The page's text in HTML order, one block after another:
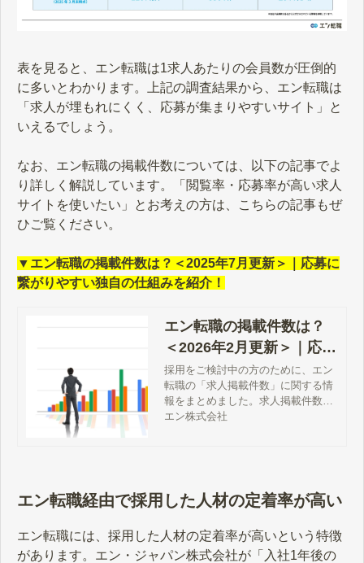
表を見ると、エン転職は1求人あたりの会員数が圧倒的
に多いとわかります。上記の調査結果から、エン転職は
「求人が埋もれにくく、応募が集まりやすいサイト」と
いえるでしょう。
なお、エン転職の掲載件数については、以下の記事でよ
り詳しく解説しています。「閲覧率・応募率が高い求人
サイトを使いたい」とお考えの方は、こちらの記事もぜ
ひご覧ください。
▼エン転職の掲載件数は？＜2025年7月更新＞｜応募に
繋がりやすい独自の仕組みを紹介！
エン転職の掲載件数は？
＜2026年2月更新＞｜応募
に繋がりやすい独自の仕
組みを紹介！
採用をご検討中の方のために、エン
転職の「求人掲載件数」に関する情
報をまとめました。求人掲載件数
は、応募数を左右する重要な要素。
エン株式会社
エン転職経由で採用した人材の定着率が高い
エン転職には、採用した人材の定着率が高いという特徴
があります。エン・ジャパン株式会社が「入社1年後の